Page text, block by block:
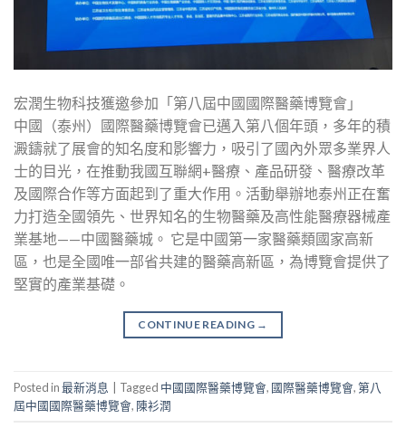
宏潤生物科技獲邀參加「第八屆中國國際醫藥博覽會」
中國（泰州）國際醫藥博覽會已邁入第八個年頭，多年的積
澱鑄就了展會的知名度和影響力，吸引了國內外眾多業界人
士的目光，在推動我國互聯網+醫療、產品研發、醫療改革
及國際合作等方面起到了重大作用。活動舉辦地泰州正在奮
力打造全國領先、世界知名的生物醫藥及高性能醫療器械產
業基地——中國醫藥城。 它是中國第一家醫藥類國家高新
區，也是全國唯一部省共建的醫藥高新區，為博覽會提供了
堅實的產業基礎。
CONTINUE READING →
Posted in最新消息 Tagged 中國國際醫藥博覽會, 國際醫藥博覽會,第八
屆中國國際醫藥博覽會, 陳衫潤